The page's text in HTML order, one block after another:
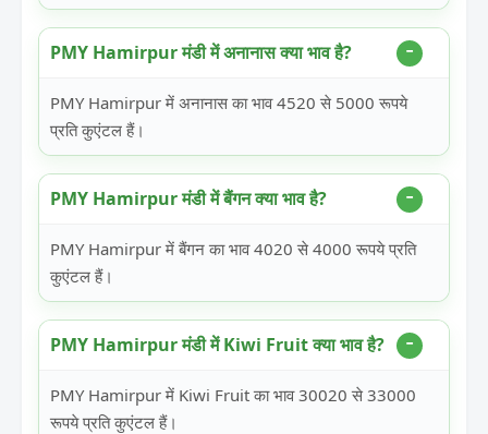
PMY Hamirpur मंडी में अनानास क्या भाव है?
PMY Hamirpur में अनानास का भाव 4520 से 5000 रूपये
प्रति कुएंटल हैं।
PMY Hamirpur मंडी में बैंगन क्या भाव है?
PMY Hamirpur में बैंगन का भाव 4020 से 4000 रूपये प्रति
कुएंटल हैं।
PMY Hamirpur मंडी में Kiwi Fruit क्या भाव है?
PMY Hamirpur में Kiwi Fruit का भाव 30020 से 33000
रूपये प्रति कुएंटल हैं।